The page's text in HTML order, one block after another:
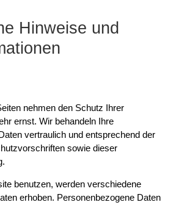
Hinweise und
nehmen den Schutz Ihrer
ernst. Wir behandeln Ihre
vertraulich und entsprechend der
sowie dieser
benutzen, werden verschiedene
erhoben. Personenbezogene Daten